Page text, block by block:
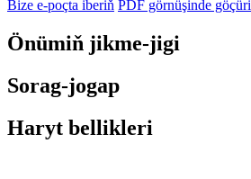
Bize e-poçta iberiň PDF görnüşinde
Önümiň jikme-jigi
Sorag-jogap
Haryt bellikleri